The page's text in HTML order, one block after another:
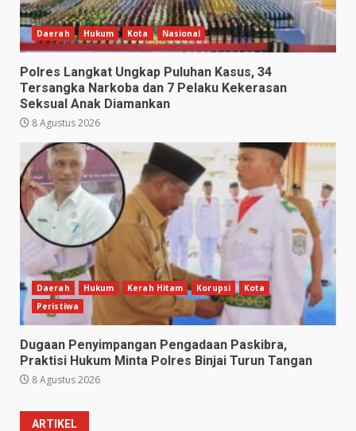
Daerah Hukum Kota Nasional
Polres Langkat Ungkap Puluhan Kasus, 34
Tersangka Narkoba dan 7 Pelaku Kekerasan
Seksual Anak Diamankan
8 Agustus 2026
Daerah Hukum Kerah Hitam Korupsi
Kota
Peristiwa
Dugaan Penyimpangan Pengadaan Paskibra,
Praktisi Hukum Minta Polres Binjai Turun Tangan
8 Agustus 2026
ARTIKEL